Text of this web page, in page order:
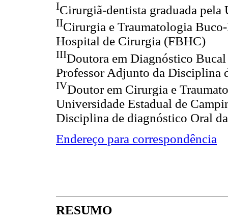
ICirurgiã-dentista graduada pela
IICirurgia e Traumatologia
Hospital de Cirurgia (FBHC)
IIIDoutora em Diagnóstico
Professor Adjunto da Disciplina
IVDoutor em Cirurgia e
Universidade Estadual de
Disciplina de diagnóstico Oral
Endereço para correspondência
RESUMO